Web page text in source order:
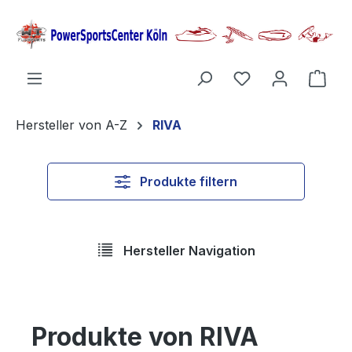
springen
Hersteller von A-Z RIVA
Produkte filtern
Hersteller Navigation
Produkte von RIVA